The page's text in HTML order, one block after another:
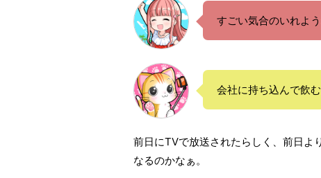
すごい気合のいれよう
会社に持ち込んで飲
前日にTVで放送されたらしく、前日よ
なるのかなぁ。